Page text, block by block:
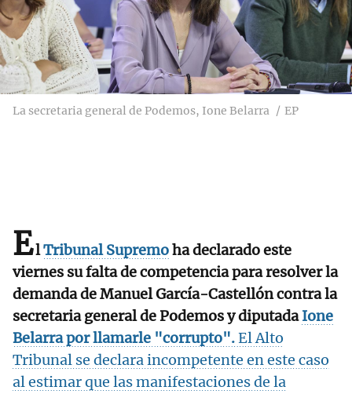
La secretaria general de Podemos, Ione Belarra EP
ElTribunal Supremoha declarado este
viernes su falta de competencia para resolver la
demanda de Manuel García-Castellón contra la
secretaria general de Podemos y diputadaIone
Belarra por llamarle "corrupto".El Alto
Tribunal se declara incompetente en este caso
al estimar que las manifestaciones de la